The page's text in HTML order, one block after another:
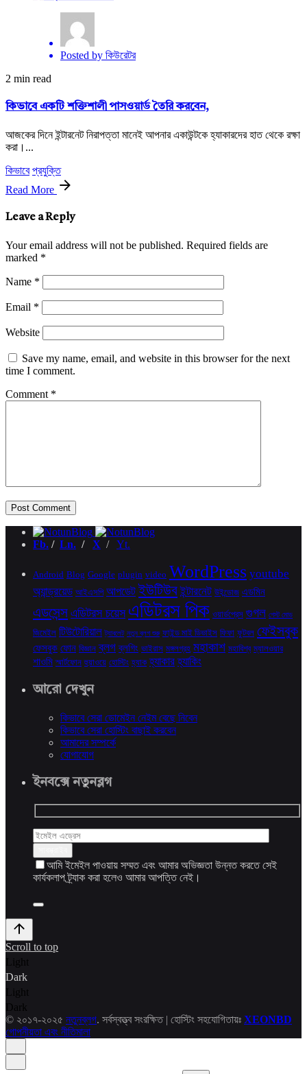
Posted by কিউরেটর
2 min read
কিভাবে একটি শক্তিশালী পাসওয়ার্ড তৈরি করবেন,
আজকের দিনে ইন্টারনেট নিরাপত্তা মানেই আপনার একাউন্টকে হ্যাকারদের হাত থেকে রক্ষা
করা।...
কিভাবে প্রযুক্তি
Read More
Leave a Reply
Your email address will not be published. Required fields are
marked *
Name *
Email *
Website
Save my name, email, and website in this browser for the next
time I comment.
Comment *
Fb. / Ln. / X / Yt.
Android Blog Google plugin video WordPress youtube
অ্যান্ড্রয়েড আইএসপি আপডেট ইউটিউব ইন্টারনেট উইন্ডোজ এডমিন
এডসেন্স এডিটরস চয়েস এডিটরস পিক ওয়ার্ডপ্রেস গুগল গেস্ট মোড
জিমেইল টিউটোরিয়াল ট্যাবলেট নতুন ব্লগ শুরু ফাইন্ড মাই ডিভাইস ফিফা ফুটবল ফেইসবুক
ফেসবুক ফোন বিজ্ঞান ব্লগ ব্লগিং ভাইরাস মঙ্গলগ্রহ মহাকাশ মহাবিশ্ব ম্যালওয়ার
শাওমি স্মার্টফোন হুয়াওয়ে হোস্টিং হ্যাক হ্যাকার হ্যাকিং
আরো দেখুন
কিভাবে সেরা ডোমেইন নেইম বেছে নিবেন
কিভাবে সেরা হোস্টিং বাছাই করবেন
আমাদের সম্পর্কে
যোগাযোগ
ইনবক্সে নতুনব্লগ
আমি ইমেইল পাওয়ায় সম্মত এবং আমার অভিজ্ঞতা উন্নত করতে সেই
কার্যকলাপ ট্র্যাক করা হলেও আমার আপত্তি নেই।
Scroll to top
Light
Dark
Light
Dark
© ২০১৭-২০২৫ নতুনব্লগ. সর্বস্বত্ত্ব সংরক্ষিত | হোস্টিং সহযোগিতায়ঃ XEONBD
গোপনীয়তা এবং নীতিমালা